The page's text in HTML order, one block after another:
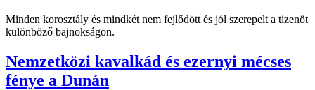
Minden korosztály és mindkét nem fejlődött és jól szerepelt a tizenöt
különböző bajnokságon.
Nemzetközi kavalkád és ezernyi mécses
fénye a Dunán